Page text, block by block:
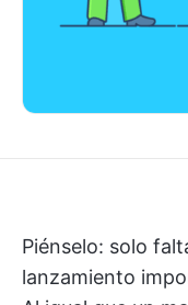
Piénselo: solo
lanzamiento